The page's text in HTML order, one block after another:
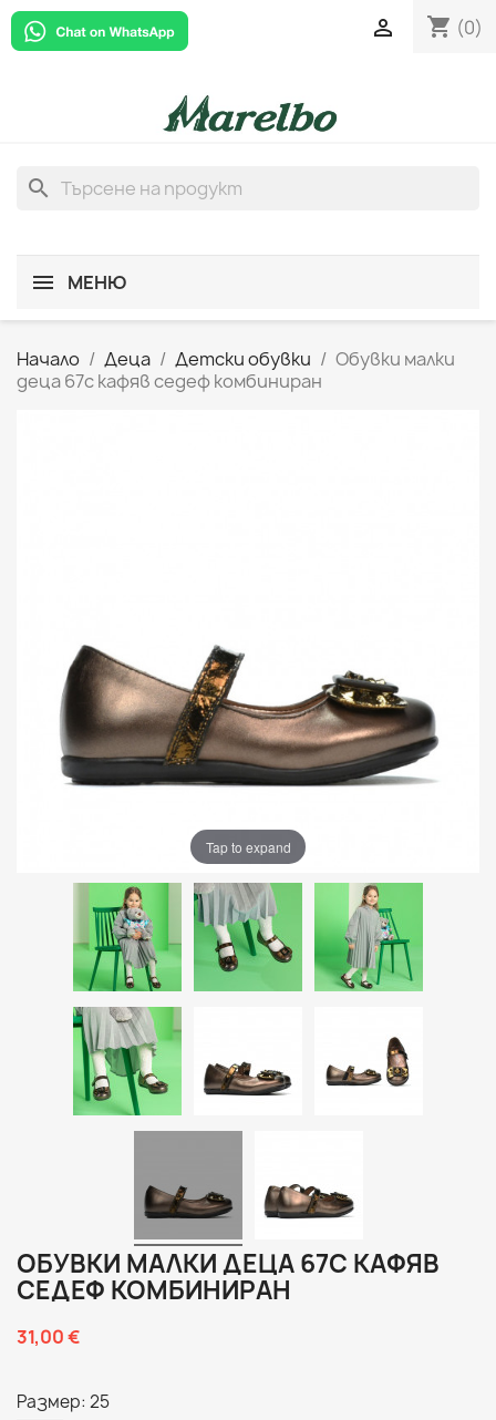
shopping_cart (0)

search
МЕНЮ
Начало Деца Детски обувки
Обувки малки
деца 67c кафяв седеф комбиниран
Tap to expand
ОБУВКИ МАЛКИ ДЕЦА 67C КАФЯВ
СЕДЕФ КОМБИНИРАН
31,00 €
Размер: 25